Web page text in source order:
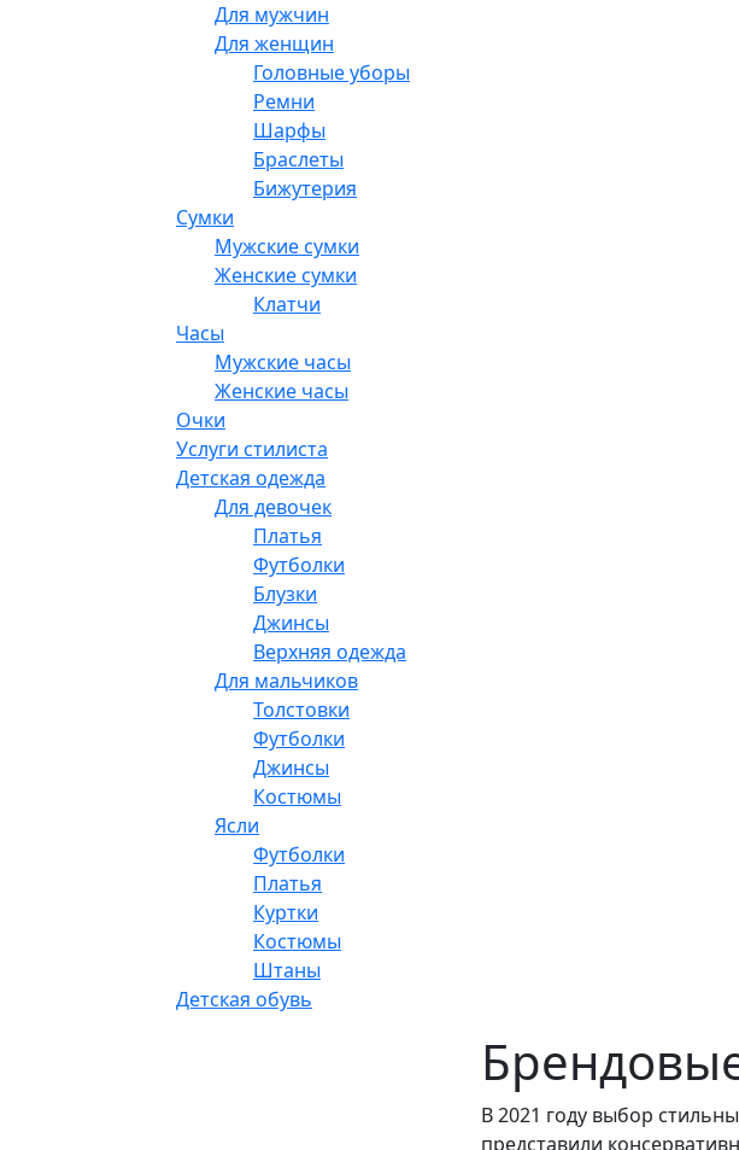
Для мужчин
Для женщин
Головные уборы
Ремни
Шарфы
Браслеты
Бижутерия
Сумки
Мужские сумки
Женские сумки
Клатчи
Часы
Мужские часы
Женские часы
Очки
Услуги стилиста
Детская одежда
Для девочек
Платья
Футболки
Блузки
Джинсы
Верхняя одежда
Для мальчиков
Толстовки
Футболки
Джинсы
Костюмы
Ясли
Футболки
Платья
Куртки
Костюмы
Штаны
Детская обувь
В 2021 году выбор
представили